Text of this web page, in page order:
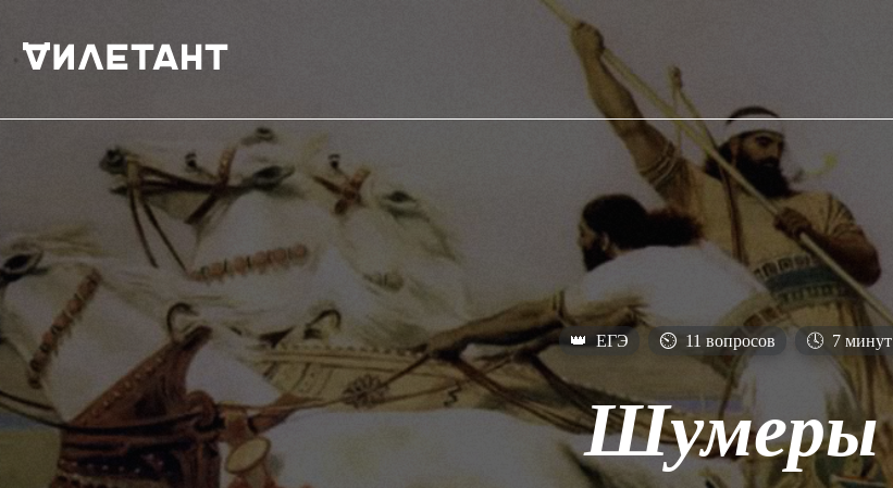
👑 ЕГЭ ⏲ 11 вопросов 🕓 7 минут
Шумеры